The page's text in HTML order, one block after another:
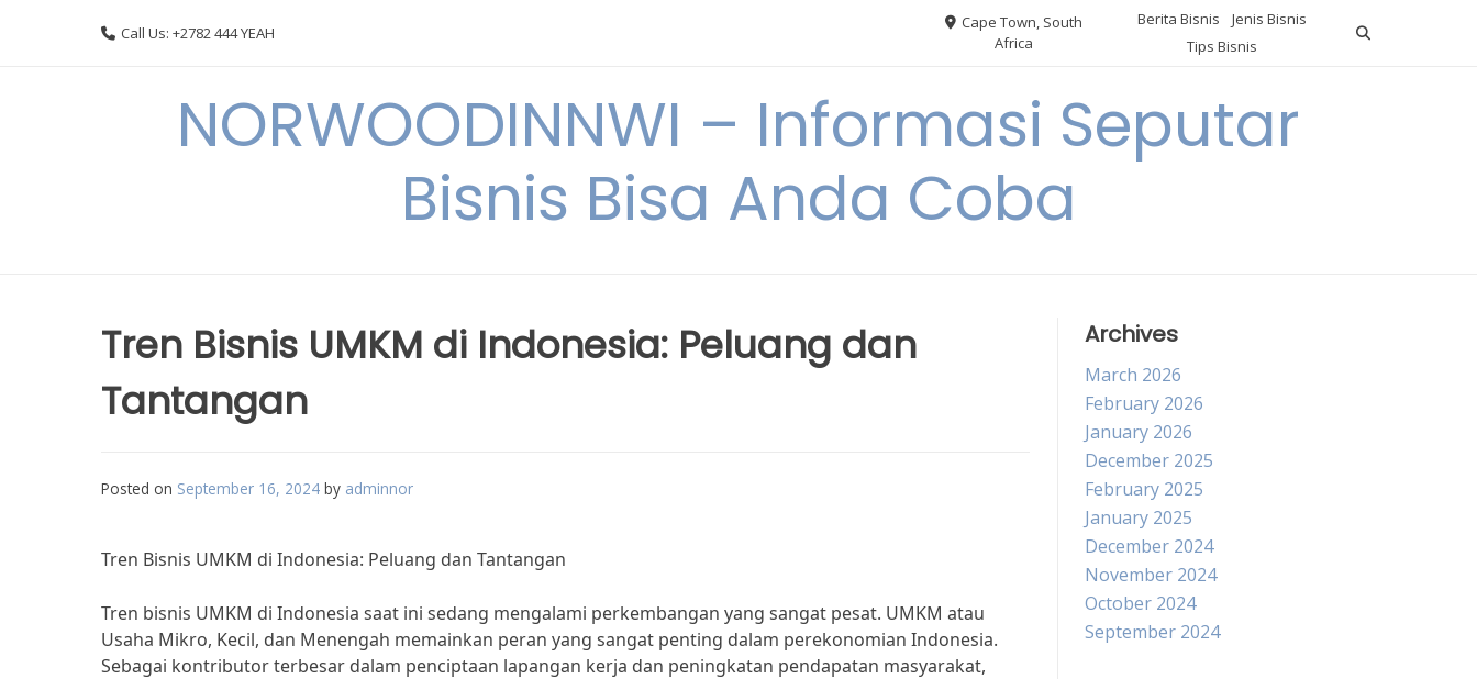
Call Us: +2782 444 YEAH
Cape Town, South
Africa
Berita Bisnis
Jenis Bisnis
Tips Bisnis
NORWOODINNWI – Informasi Seputar
Bisnis Bisa Anda Coba
Tren Bisnis UMKM di Indonesia: Peluang dan
Tantangan
Posted on September 16, 2024 by adminnor
Tren Bisnis UMKM di Indonesia: Peluang dan Tantangan
Tren bisnis UMKM di Indonesia saat ini sedang mengalami perkembangan yang sangat pesat. UMKM atau
Usaha Mikro, Kecil, dan Menengah memainkan peran yang sangat penting dalam perekonomian Indonesia.
Sebagai kontributor terbesar dalam penciptaan lapangan kerja dan peningkatan pendapatan masyarakat,
Archives
March 2026
February 2026
January 2026
December 2025
February 2025
January 2025
December 2024
November 2024
October 2024
September 2024